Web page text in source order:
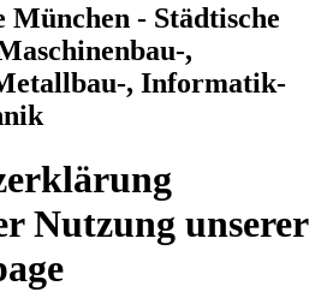
München - Städtische
,
, Informatik-
Nutzung unserer